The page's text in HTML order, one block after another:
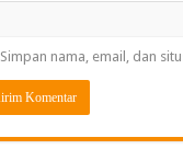
Simpan nama, email, dan